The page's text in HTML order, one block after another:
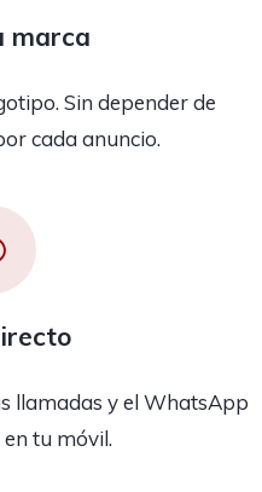
marca
Sin depender de
cada anuncio.
llamadas y el WhatsApp
tu móvil.